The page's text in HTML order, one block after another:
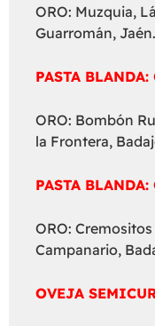
ORO: Muzquia,
Guarromán, Jaén.
PASTA BLANDA:
ORO: Bombón
la Frontera,
PASTA
ORO:
Campanario,
OVEJA